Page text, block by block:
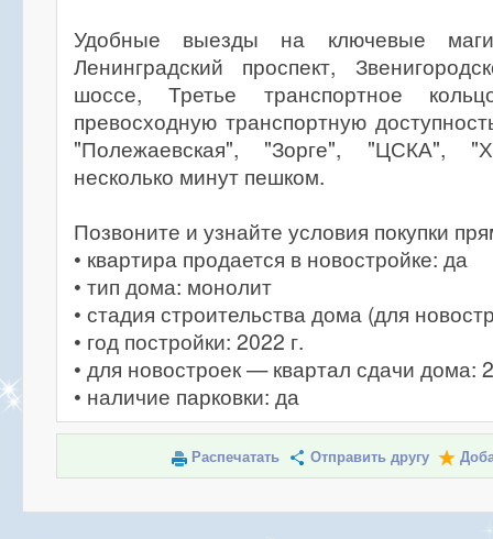
Удобные выезды на ключевые
Ленинградский проспект,
шоссе, Третье транспортное
превосходную транспортную
"Полежаевская", "Зорге", "ЦСКА",
несколько минут пешком.
Позвоните и узнайте условия покупки
• квартира продается в новостройке: да
• тип дома: монолит
• стадия строительства дома (для
• год постройки: 2022 г.
• для новостроек — квартал сдачи дома: 2
• наличие парковки: да
Распечатать Отправить другу